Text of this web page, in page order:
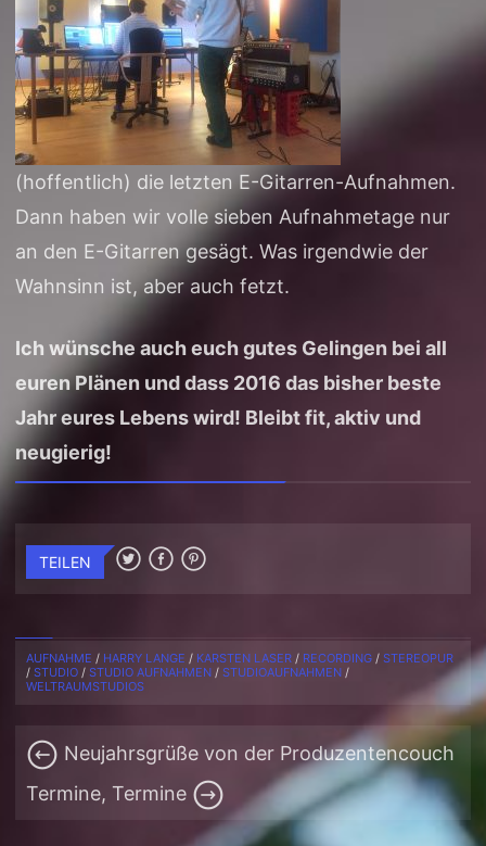
(hoffentlich) die letzten E-Gitarren-Aufnahmen.
Dann haben wir volle sieben Aufnahmetage nur
an den E-Gitarren gesägt. Was irgendwie der
Wahnsinn ist, aber auch fetzt.
Ich wünsche auch euch gutes Gelingen bei all
euren Plänen und dass 2016 das bisher beste
Jahr eures Lebens wird! Bleibt fit, aktiv und
neugierig!
TEILEN
AUFNAHME / HARRY LANGE / KARSTEN LASER / RECORDING /STEREOPUR
/STUDIO /STUDIO AUFNAHMEN /STUDIOAUFNAHMEN /
WELTRAUMSTUDIOS
Neujahrsgrüße von der Produzentencouch
Termine, Termine